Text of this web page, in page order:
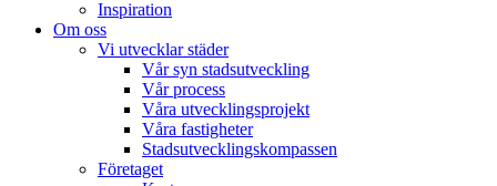
Inspiration
Om oss
Vi utvecklar städer
Vår syn stadsutveckling
Vår process
Våra utvecklingsprojekt
Våra fastigheter
Stadsutvecklingskompassen
Företaget